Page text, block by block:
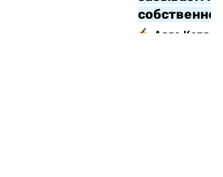
Алла Котляр